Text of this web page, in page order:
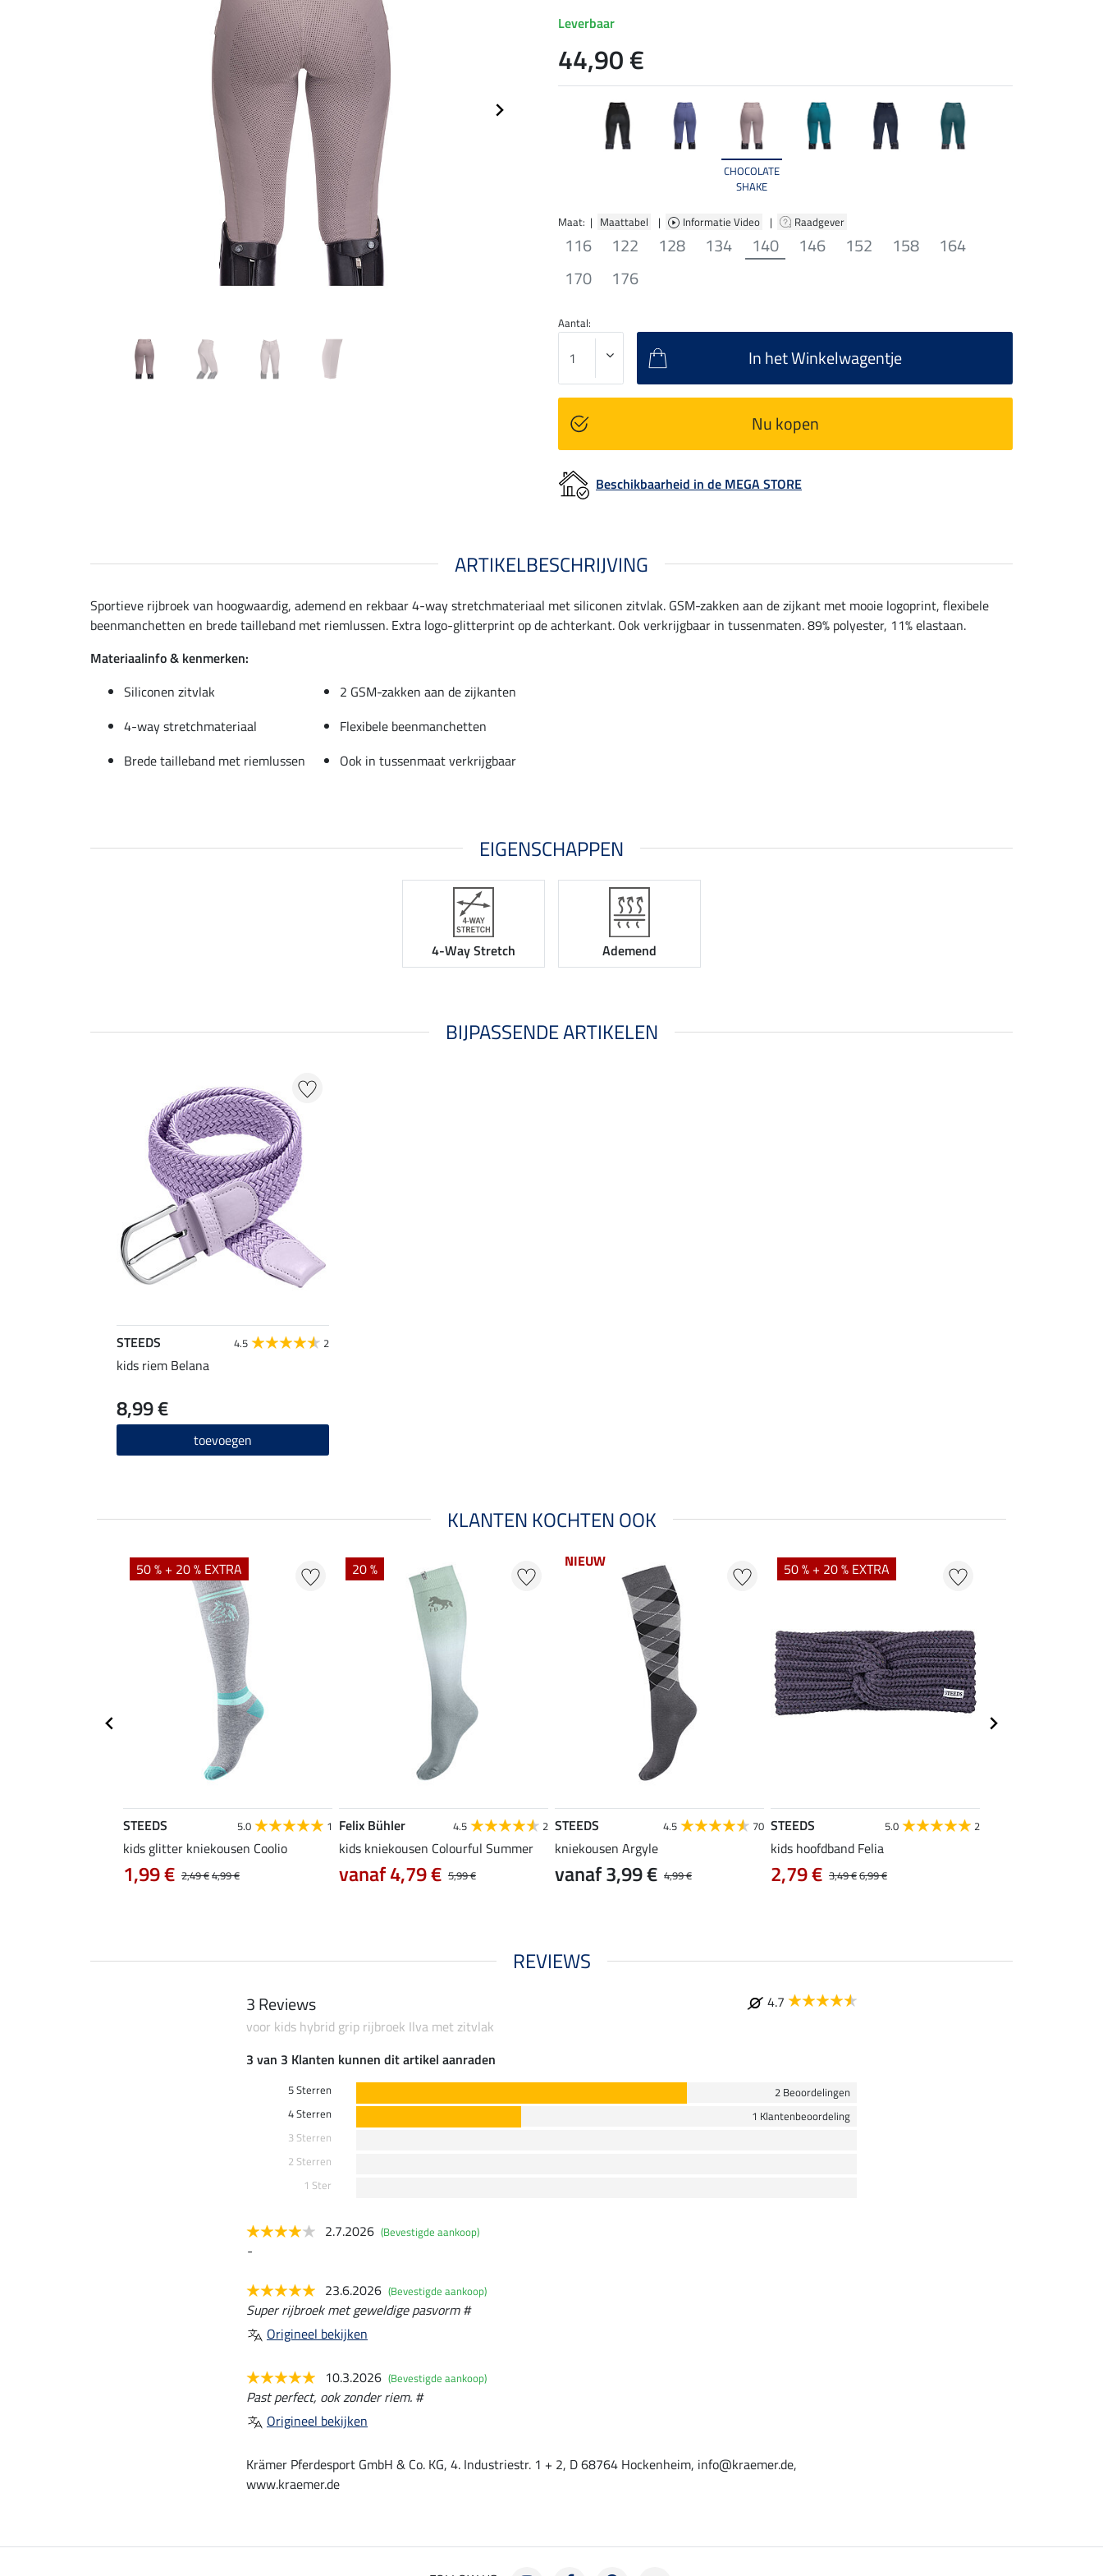
CHOCOLATE
SHAKE
Maat: | Maattabel | Informatie Video | Raadgever
116 122 128 134 140 146 152 158
164
170
176
Leverbaar
44,90 €
Aantal:
In het Winkelwagentje
Nu kopen
Beschikbaarheid in de MEGA STORE
ARTIKELBESCHRIJVING
Sportieve rijbroek van hoogwaardig, ademend en rekbaar 4-way stretchmateriaal met siliconen zitvlak. GSM-zakken aan de zijkant met mooie logoprint, flexibele
beenmanchetten en brede tailleband met riemlussen. Extra logo-glitterprint op de achterkant. Ook verkrijgbaar in tussenmaten. 89% polyester, 11% elastaan.
Materiaalinfo & kenmerken:
Siliconen zitvlak
2 GSM-zakken aan de zijkanten
4-way stretchmateriaal
Flexibele beenmanchetten
Brede tailleband met riemlussen
Ook in tussenmaat verkrijgbaar
EIGENSCHAPPEN
4-Way Stretch Ademend
BIJPASSENDE ARTIKELEN
STEEDS 4.5 2
kids riem Belana
8,99 €
toevoegen
KLANTEN KOCHTEN OOK
50 % + 20 % EXTRA
STEEDS 5.0 1
kids glitter kniekousen Coolio
2,49 €4,99 €
1,99 €
20 %
Felix Bühler 4.5 2
kids kniekousen Colourful Summer
5,99 €
vanaf 4,79 €
NIEUW
STEEDS 4.5 70
kniekousen Argyle
4,99 €
vanaf 3,99 €
50 % + 20 % EXTRA
STEEDS 5.0 2
kids hoofdband Felia
3,49 €6,99 €
2,79 €
REVIEWS
3 Reviews
4.7
voor kids hybrid grip rijbroek Ilva met zitvlak
3 van 3 Klanten kunnen dit artikel aanraden
5 Sterren
2 Beoordelingen
4 Sterren
1 Klantenbeoordeling
3 Sterren
2 Sterren
1 Ster
2.7.2026 (Bevestigde aankoop)
-
23.6.2026 (Bevestigde aankoop)
Super rijbroek met geweldige pasvorm #
Origineel bekijken
10.3.2026 (Bevestigde aankoop)
Past perfect, ook zonder riem. #
Origineel bekijken
Krämer Pferdesport GmbH & Co. KG, 4. Industriestr. 1 + 2, D 68764 Hockenheim, info@kraemer.de,
www.kraemer.de